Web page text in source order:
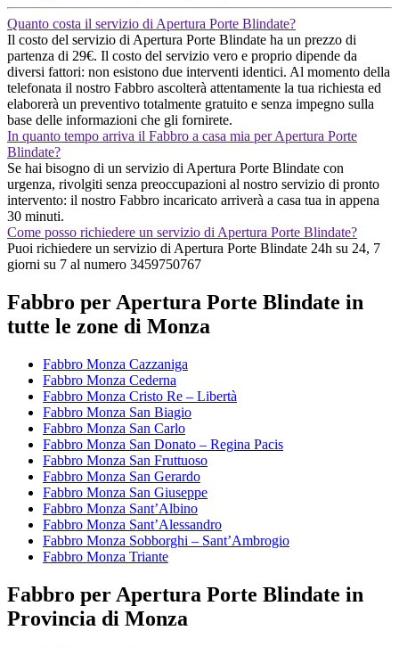
Quanto costa il servizio di Apertura Porte Blindate?
Il costo del servizio di Apertura Porte Blindate ha un prezzo di
partenza di 29€. Il costo del servizio vero e proprio dipende da
diversi fattori: non esistono due interventi identici. Al momento della
telefonata il nostro Fabbro ascolterà attentamente la tua richiesta ed
elaborerà un preventivo totalmente gratuito e senza impegno sulla
base delle informazioni che gli fornirete.
In quanto tempo arriva il Fabbro a casa mia per Apertura Porte
Blindate?
Se hai bisogno di un servizio di Apertura Porte Blindate con
urgenza, rivolgiti senza preoccupazioni al nostro servizio di pronto
intervento: il nostro Fabbro incaricato arriverà a casa tua in appena
30 minuti.
Come posso richiedere un servizio di Apertura Porte Blindate?
Puoi richiedere un servizio di Apertura Porte Blindate 24h su 24, 7
giorni su 7 al numero 3459750767
Fabbro per Apertura Porte Blindate in
tutte le zone di Monza
Fabbro Monza Cazzaniga
Fabbro Monza Cederna
Fabbro Monza Cristo Re – Libertà
Fabbro Monza San Biagio
Fabbro Monza San Carlo
Fabbro Monza San Donato – Regina Pacis
Fabbro Monza San Fruttuoso
Fabbro Monza San Gerardo
Fabbro Monza San Giuseppe
Fabbro Monza Sant’Albino
Fabbro Monza Sant’Alessandro
Fabbro Monza Sobborghi – Sant’Ambrogio
Fabbro Monza Triante
Fabbro per Apertura Porte Blindate in
Provincia di Monza